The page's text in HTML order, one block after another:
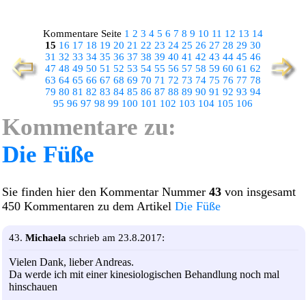
Kommentare Seite 1 2 3 4 5 6 7 8 9 10 11 12 13 14
15 16 17 18 19 20 21 22 23 24 25 26 27 28 29 30
31 32 33 34 35 36 37 38 39 40 41 42 43 44 45 46
47 48 49 50 51 52 53 54 55 56 57 58 59 60 61 62
63 64 65 66 67 68 69 70 71 72 73 74 75 76 77 78
79 80 81 82 83 84 85 86 87 88 89 90 91 92 93 94
95 96 97 98 99 100 101 102 103 104 105 106
Kommentare zu:
Die Füße
Sie finden hier den Kommentar Nummer 43 von insgesamt
450 Kommentaren zu dem Artikel Die Füße
43. Michaela schrieb am 23.8.2017:
Vielen Dank, lieber Andreas.
Da werde ich mit einer kinesiologischen Behandlung noch mal
hinschauen